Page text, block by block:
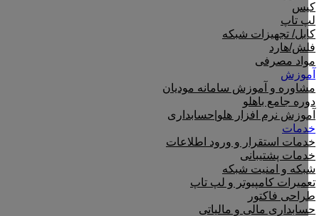
کیس
لپ تاپ
کابل/ تجهیزات شبکه
فلش/هارد
مواد مصرفی
آموزش
مشاوره و آموزش سامانه مودیان
دوره جامع باهلو
آموزش نرم افزار هلو|حسابداری
خدمات
خدمات استقرار و ورود اطلاعات
خدمات پشتیبانی
شبکه و امنیت شبکه
تعمیرات کامپیوتر و لپ تاپ
طراحی فاکتور
حسابداری مالی و مالیاتی